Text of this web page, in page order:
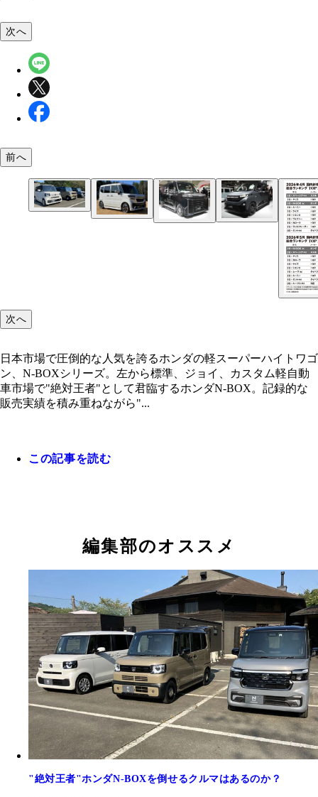
日本市場で圧倒的な人気を誇るホンダの軽スーパ
トワゴン、N-BOXシリーズ。左から標準、ジョイ
N-BOXを猛追するスズキの軽スーパーハイトワゴ
ペーシア。写真はカスタム。存在感の強いお顔で
ダイハツ・タント。ミラクルオープンドアが生み
開口で、使い勝手を極めた軽スーパーハイトワゴン
昨年6月のフルチェンで初のスライドドアを採用し
ハツ・ムーヴ。最安値のスライドドア軽として人
＊ランキングは自販連（日本自動車販売協会連合
全軽自協（全国軽自動車協会連合会）の発表を基
部が作成
昨年秋に全面刷新された日産ルークス。走りと広
い勝手を武器に支持を広げる軽スーパーハイトワ
中国BYDのラッコ。スライドドアで〝軽の覇権〟
次へ
前へ
次へ
日本市場で圧倒的な人気を誇るホンダの軽スーパーハイトワゴ
ン、N-BOXシリーズ。左から標準、ジョイ、カスタム軽自動
車市場で"絶対王者"として君臨するホンダN-BOX。記録的な
販売実績を積み重ねながら"...
この記事を読む
編集部のオススメ
"絶対王者"ホンダN-BOXを倒せるクルマはあるのか？